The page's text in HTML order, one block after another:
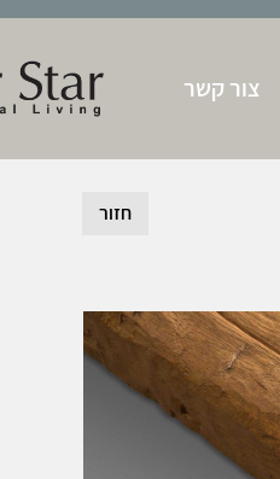
צור קשר
חזור